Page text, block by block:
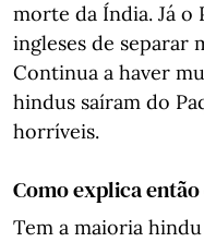
morte da Índia. Já o
ingleses de separar
Continua a haver
hindus saíram do
horríveis.
Como explica
Tem a maioria